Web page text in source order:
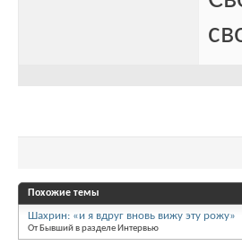
Похожие темы
Шахрин: «и я вдруг вновь вижу эту рожу»
От Бывший в разделе Интервью